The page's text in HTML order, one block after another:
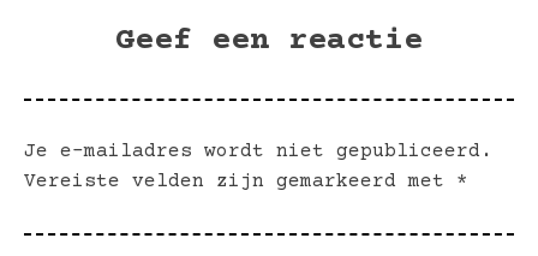
Geef een reactie
Je e-mailadres wordt niet gepubliceerd.
Vereiste velden zijn gemarkeerd met *